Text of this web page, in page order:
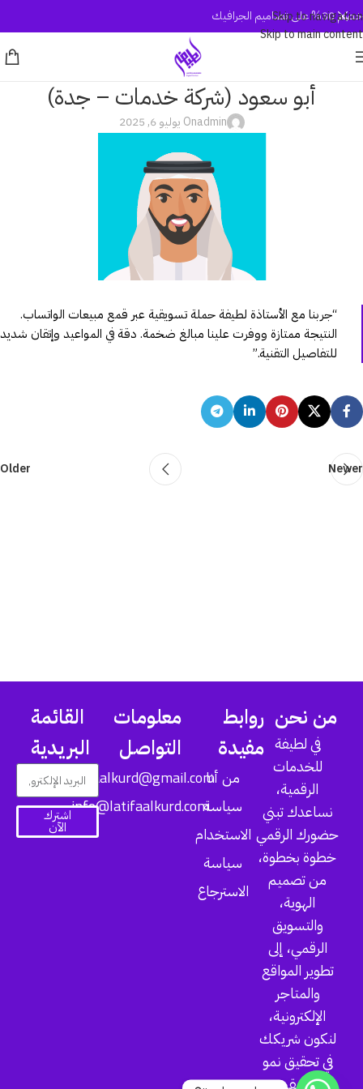
Skip to navigation
Skip to main content
خصم 30% على تصاميم الجرافيك
أبو سعود (شركة خدمات – جدة)
adminOn يوليو 6, 2025
“جربنا مع الأستاذة لطيفة حملة تسويقية عبر قمع مبيعات الواتساب.
النتيجة ممتازة ووفرت علينا مبالغ ضخمة. دقة في المواعيد وإتقان شديد
للتفاصيل التقنية.”
Newer
Older
من نحن
في لطيفة
للخدمات
الرقمية،
نساعدك تبني
حضورك الرقمي
خطوة بخطوة،
من تصميم
الهوية،
والتسويق
الرقمي، إلى
تطوير المواقع
والمتاجر
الإلكترونية،
لنكون شريكك
في تحقيق نمو
حقيقي
روابط
مفيدة
من أنا
سياسة
الاستخدام
سياسة
الاسترجاع
معلومات
التواصل
latifaalkurd@gmail.com
info@latifaalkurd.com
القائمة
البريدية
اشترك
الآن